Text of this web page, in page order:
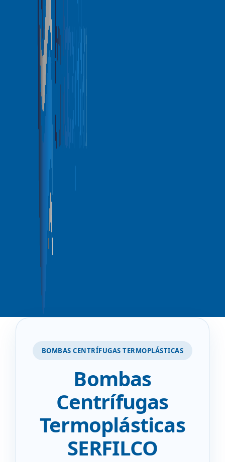
BOMBAS CENTRÍFUGAS TERMOPLÁSTICAS
Bombas
Centrífugas
Termoplásticas
SERFILCO